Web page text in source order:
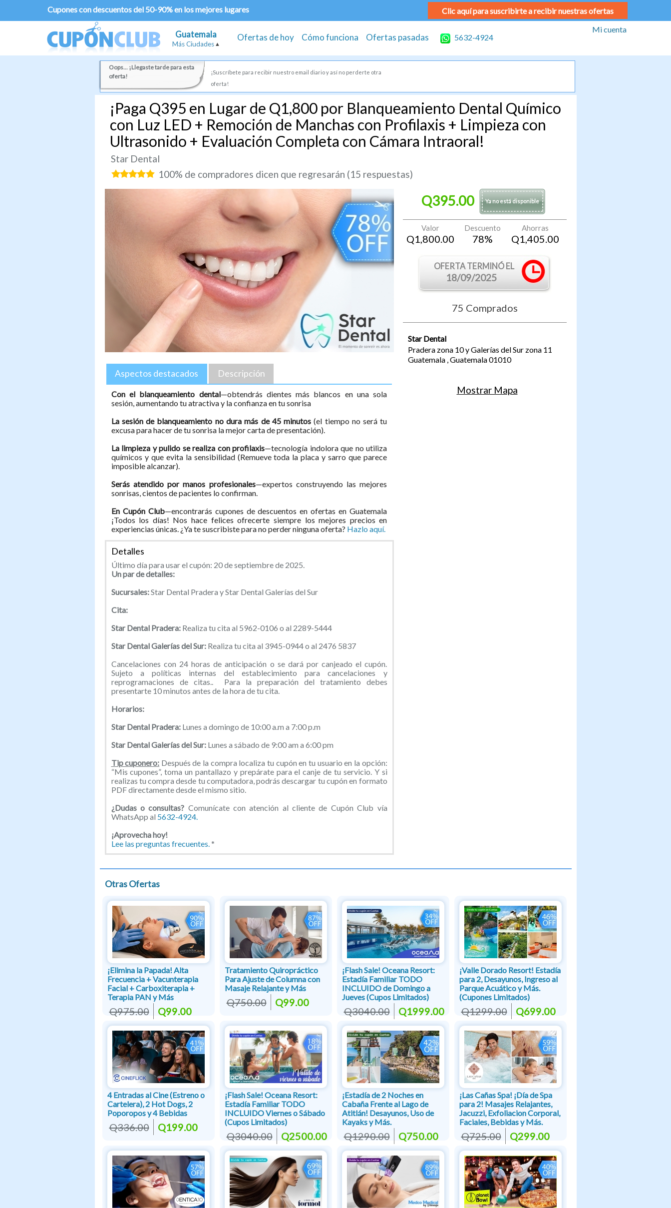
Cupones con descuentos del 50-90% en los mejores lugares Clic aquí para suscribirte a recibir nuestras ofertas
Guatemala
Más Ciudades
Ofertas de hoy Cómo funciona Ofertas pasadas 5632-4924
Mi cuenta
Oops... ¡Llegaste tarde para esta
oferta!
¡Suscríbete para recibir nuestro email diario y así no perderte otra
oferta!
¡Paga Q395 en Lugar de Q1,800 por Blanqueamiento Dental Químico
con Luz LED + Remoción de Manchas con Profilaxis + Limpieza con
Ultrasonido + Evaluación Completa con Cámara Intraoral!
Star Dental
100% de compradores dicen que regresarán (15 respuestas)
Aspectos destacados Descripción
Con el blanqueamiento dental—obtendrás dientes más blancos en una sola
sesión, aumentando tu atractiva y la confianza en tu sonrisa
La sesión de blanqueamiento no dura más de 45 minutos(el tiempo no será tu
excusa para hacer de tu sonrisa la mejor carta de presentación).
La limpieza y pulido se realiza con profilaxis—tecnología indolora que no utiliza
químicos y que evita la sensibilidad (Remueve toda la placa y sarro que parece
imposible alcanzar).
Serás atendido por manos profesionales—expertos construyendo las mejores
sonrisas, cientos de pacientes lo confirman.
En Cupón Club—encontrarás cupones de descuentos en ofertas en Guatemala
¡Todos los días! Nos hace felices ofrecerte siempre los mejores precios en
experiencias únicas. ¿Ya te suscribiste para no perder ninguna oferta? Hazlo aquí.
Detalles
Último día para usar el cupón: 20 de septiembre de 2025.
Un par de detalles:
Sucursales:Star Dental Pradera y Star Dental Galerías del Sur
Cita:
Star Dental Pradera:Realiza tu cita al 5962-0106 o al 2289-5444
Star Dental Galerías del Sur:Realiza tu cita al 3945-0944 o al 2476 5837
Cancelaciones con 24 horas de anticipación o se dará por canjeado el cupón.
Sujeto a políticas internas del establecimiento para cancelaciones y
reprogramaciones de citas.. Para la preparación del tratamiento debes
presentarte 10 minutos antes de la hora de tu cita.
Horarios:
Star Dental Pradera: Lunes a domingo de 10:00 a.m a 7:00 p.m
Star Dental Galerías del Sur: Lunes a sábado de 9:00 am a 6:00 pm
Tip cuponero: Después de la compra localiza tu cupón en tu usuario en la opción:
“Mis cupones”, toma un pantallazo y prepárate para el canje de tu servicio. Y si
realizas tu compra desde tu computadora, podrás descargar tu cupón en formato
PDF directamente desde el mismo sitio.
¿Dudas o consultas? Comunícate con atención al cliente de Cupón Club vía
WhatsApp al 5632-4924.
¡Aprovecha hoy!
Lee las preguntas frecuentes.*
Q395.00 Ya no está disponible
Valor
Q1,800.00
Descuento
78%
Ahorras
Q1,405.00
OFERTA TERMINÓ EL
18/09/2025
75 Comprados
Star Dental
Pradera zona 10 y Galerías del Sur zona 11
Guatemala,Guatemala01010
Mostrar Mapa
Otras Ofertas
¡Elimina la Papada! Alta
Frecuencia + Vacunterapia
Facial + Carboxiterapia +
Terapia PAN y Más
Q975.00 Q99.00
Tratamiento Quiropráctico
Para Ajuste de Columna con
Masaje Relajante y Más
Q750.00 Q99.00
¡Flash Sale! Oceana Resort:
Estadía Familiar TODO
INCLUIDO de Domingo a
Jueves (Cupos Limitados)
Q3040.00 Q1999.00
¡Valle Dorado Resort! Estadía
para 2, Desayunos, Ingreso al
Parque Acuático y Más.
(Cupones Limitados)
Q1299.00 Q699.00
4 Entradas al Cine (Estreno o
Cartelera), 2 Hot Dogs, 2
Poporopos y 4 Bebidas
Q336.00 Q199.00
¡Flash Sale! Oceana Resort:
Estadía Familiar TODO
INCLUIDO Viernes o Sábado
(Cupos Limitados)
Q3040.00 Q2500.00
¡Estadía de 2 Noches en
Cabaña Frente al Lago de
Atitlán! Desayunos, Uso de
Kayaks y Más.
Q1290.00 Q750.00
¡Las Cañas Spa! ¡Día de Spa
para 2! Masajes Relajantes,
Jacuzzi, Exfoliacion Corporal,
Faciales, Bebidas y Más.
Q725.00 Q299.00